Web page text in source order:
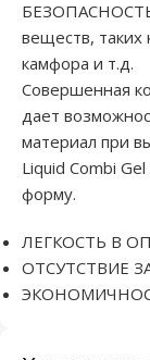
БЕЗОПАСНОСТЬ
веществ, таких
камфора и т.д.
Совершенная
дает
материал при
Liquid Combi
форму.
ЛЕГКОСТЬ В
ОТСУТСТВИЕ